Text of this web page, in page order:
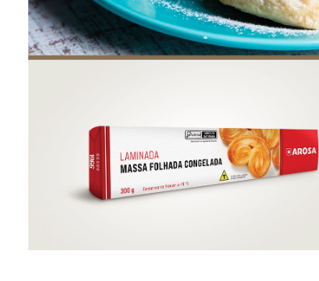
FOOD SERVICE
INVERNO